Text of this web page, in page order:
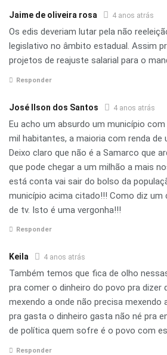
Jaime de oliveira rosa 4 anos atrás
Os edis deveriam lutar pela não
legislativo no âmbito estadual. Assim
projetos de reajuste salarial para o
Responder
José Ilson dos Santos 4 anos atrás
Eu acho um absurdo um município
mil habitantes, a maioria com renda de
Deixo claro que não é a Samarco que
que pode chegar a um milhão a mais
está conta vai sair do bolso da
município acima citado!!! Como diz
de tv. Isto é uma vergonha!!!
Responder
Keila 4 anos atrás
Também temos que fica de olho
pra comer o dinheiro do povo pra dizer
mexendo a onde não precisa
pra gasta o dinheiro gasta não né pra
de política quem sofre é o povo com
Responder